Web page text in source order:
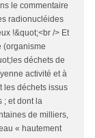
le commentaire
radionucléides
!&quot;<br /> Et
(organisme
déchets de
activité et à
les déchets issus
; et dont la
de milliers,
« hautement